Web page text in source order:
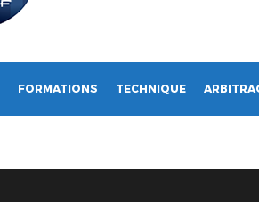
FORMATIONS TECHNIQUE